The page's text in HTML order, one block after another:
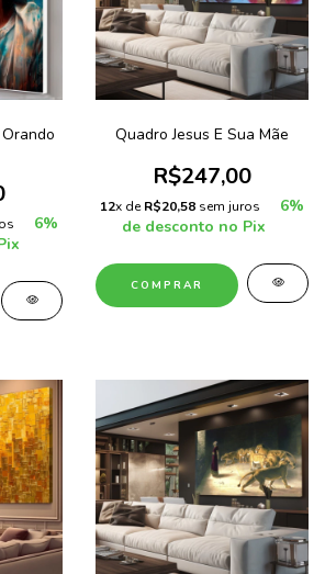
6%
Quadro Jesus E Sua Mãe
R$247,00
12x deR$20,58 sem juros
6%
de desconto no Pix
COMPRAR